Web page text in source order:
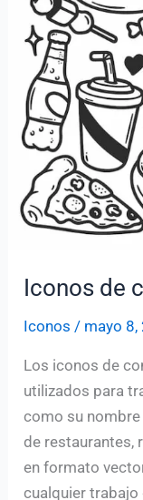
Iconos de
Iconos / mayo 8,
Los iconos de
utilizados para
como su
de restaurantes,
en formato
cualquier trabajo